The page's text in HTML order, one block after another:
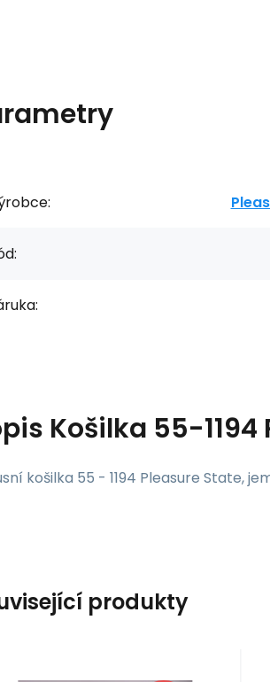
Košilka 55-
košilka 55 - 1194 Pleasure State,
produkty